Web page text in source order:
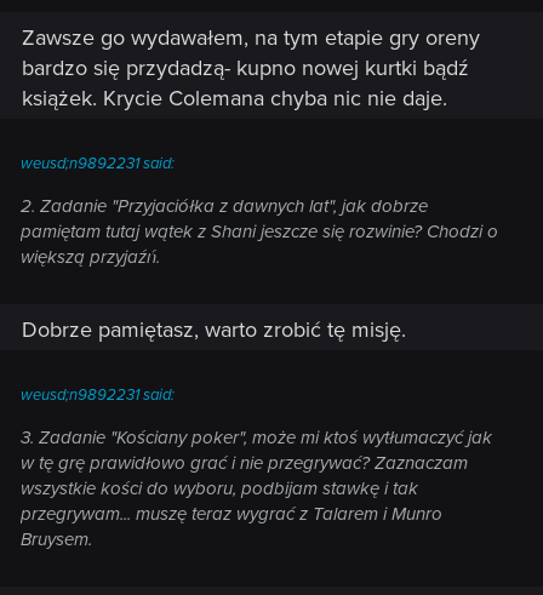
Zawsze go wydawałem, na tym etapie gry oreny
bardzo się przydadzą- kupno nowej kurtki bądź
książek. Krycie Colemana chyba nic nie daje.
weusd;n9892231 said:
2. Zadanie "Przyjaciółka z dawnych lat", jak dobrze
pamiętam tutaj wątek z Shani jeszcze się rozwinie? Chodzi o
większą przyjaźń.
Dobrze pamiętasz, warto zrobić tę misję.
weusd;n9892231 said:
3. Zadanie "Kościany poker", może mi ktoś wytłumaczyć jak
w tę grę prawidłowo grać i nie przegrywać? Zaznaczam
wszystkie kości do wyboru, podbijam stawkę i tak
przegrywam... muszę teraz wygrać z Talarem i Munro
Bruysem.